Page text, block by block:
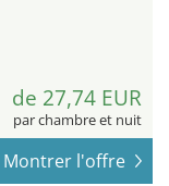
de 27,74 EUR
par chambre et nuit
Montrer l'offre